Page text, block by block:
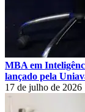
MBA em
lançado pela
17 de julho de 2026